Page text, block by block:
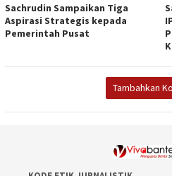
Sachrudin Sampaikan Tiga
Aspirasi Strategis kepada
Pemerintah Pusat
Tambahkan